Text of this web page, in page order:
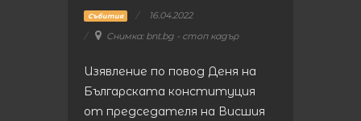
Събития
16.04.2022
Снимка: bnt.bg - стоп кадър
Изявление по повод Деня на
Българската конституция
от председателя на Висшия